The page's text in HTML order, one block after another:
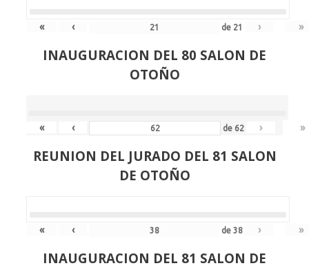
« ‹ de 21 › »
INAUGURACION DEL 80 SALON DE
OTOÑO
« ‹ de 62 › »
REUNION DEL JURADO DEL 81 SALON
DE OTOÑO
« ‹ de38 › »
INAUGURACION DEL 81 SALON DE